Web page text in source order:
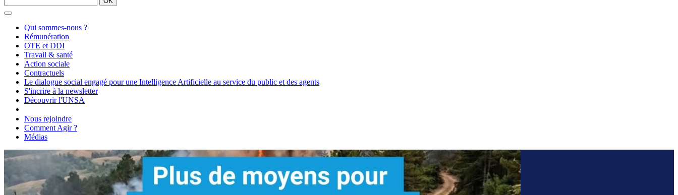
Qui sommes-nous ?
Rémunération
OTE et DDI
Travail & santé
Action sociale
Contractuels
Le dialogue social engagé pour une Intelligence Artificielle au service du public et des agents
S'incrire à la newsletter
Découvrir l'UNSA
Nous rejoindre
Comment Agir ?
Médias